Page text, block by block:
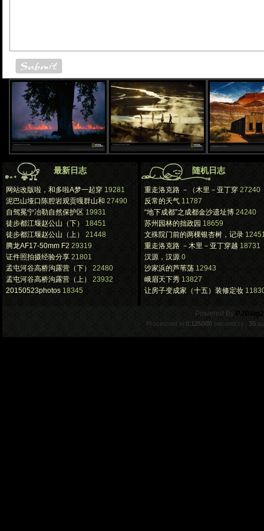
最新日志
网站改版啦，和多啦A梦一起穿 19281
泥巴山垭口陈腔岩观贡嘎群山和 27490
自驾冕宁冶勒自然保护区 19931
徒步都江堰赵公山（下）
18451
徒步都江堰赵公山（上）
21448
腾龙AF17-50mm F2 29319
证件照拍摄经验分享 21801
孟屯河谷高桥沟露营（下） 22480
孟屯河谷高桥沟露营（上）
23932
20150523photos 18345
随机日志
重走洛克路 －（木里－亚丁穿 27240
反常的天气 11787
“地下成都”之成都金沙遗址博 24240
苏州园林的拙政园 18659
文殊院门前的两棵银杏树，记录
重走洛克路 －木里－亚丁穿越 18731
汉源，汉源 0
沙家浜的芦苇荡 12943
峨眉天下秀 13827
让房子变成家（十五）装修定妆
.
Powered By
Processed in 0.125000 second(s) , 35